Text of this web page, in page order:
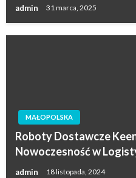
admin 31 marca, 2025
MAŁOPOLSKA
Roboty Dostawcze
Nowoczesność w
admin 18 listopada, 2024